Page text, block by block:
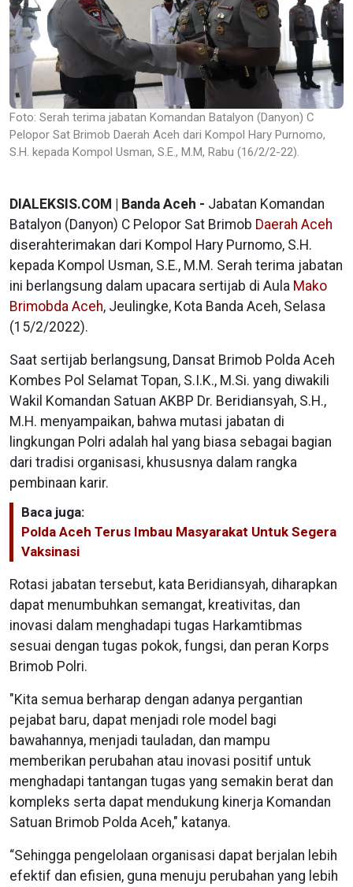
Foto: Serah terima jabatan Komandan Batalyon (Danyon) C
Pelopor Sat Brimob Daerah Aceh dari Kompol Hary Purnomo,
S.H. kepada Kompol Usman, S.E., M.M, Rabu (16/2/2-22).
DIALEKSIS.COM | Banda Aceh - Jabatan Komandan
Batalyon (Danyon) C Pelopor Sat Brimob Daerah Aceh
diserahterimakan dari Kompol Hary Purnomo, S.H.
kepada Kompol Usman, S.E., M.M. Serah terima jabatan
ini berlangsung dalam upacara sertijab di Aula Mako
Brimobda Aceh, Jeulingke, Kota Banda Aceh, Selasa
(15/2/2022).
Saat sertijab berlangsung, Dansat Brimob Polda Aceh
Kombes Pol Selamat Topan, S.I.K., M.Si. yang diwakili
Wakil Komandan Satuan AKBP Dr. Beridiansyah, S.H.,
M.H. menyampaikan, bahwa mutasi jabatan di
lingkungan Polri adalah hal yang biasa sebagai bagian
dari tradisi organisasi, khususnya dalam rangka
pembinaan karir.
Baca juga:
Polda Aceh Terus Imbau Masyarakat Untuk Segera
Vaksinasi
Rotasi jabatan tersebut, kata Beridiansyah, diharapkan
dapat menumbuhkan semangat, kreativitas, dan
inovasi dalam menghadapi tugas Harkamtibmas
sesuai dengan tugas pokok, fungsi, dan peran Korps
Brimob Polri.
"Kita semua berharap dengan adanya pergantian
pejabat baru, dapat menjadi role model bagi
bawahannya, menjadi tauladan, dan mampu
memberikan perubahan atau inovasi positif untuk
menghadapi tantangan tugas yang semakin berat dan
kompleks serta dapat mendukung kinerja Komandan
Satuan Brimob Polda Aceh," katanya.
“Sehingga pengelolaan organisasi dapat berjalan lebih
efektif dan efisien, guna menuju perubahan yang lebih